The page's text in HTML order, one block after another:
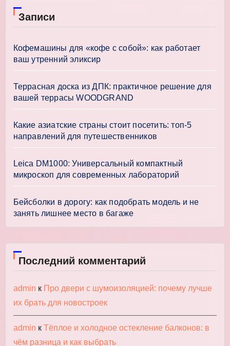
Записи
Кофемашины для «кофе с собой»: как работает
ваш утренний эликсир
Террасная доска из ДПК: практичное решение для
вашей террасы WOODGRAND
Какие азиатские страны стоит посетить: топ-5
направлений для путешественников
Leica DM1000: Универсальный компактный
микроскоп для современных лабораторий
Бейсболки в дорогу: как подобрать модель и не
занять лишнее место в багаже
Последний комментарий
admin к Про двери с шумоизоляцией: почему лучше
их брать для новостроек
admin к Тёплое и холодное остекление балконов: в
чём разница и как выбрать